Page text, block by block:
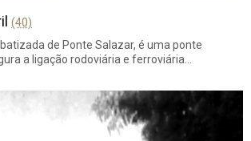
(40)
de Ponte Salazar, é uma ponte
a ligação rodoviária e ferroviária…